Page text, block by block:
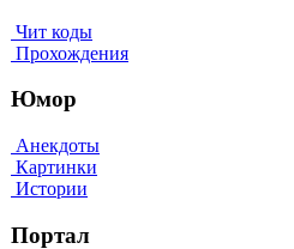
Чит коды
Прохождения
Юмор
Анекдоты
Картинки
Истории
Портал